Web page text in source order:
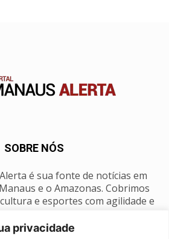
privacidade
SOBRE NÓS
é sua fonte de notícias em
e o Amazonas. Cobrimos
e esportes com agilidade e